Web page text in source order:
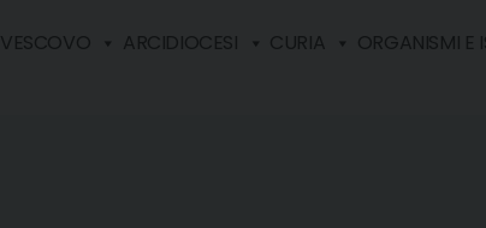
ARCIDIOCESI CURIA ORGANISMI E